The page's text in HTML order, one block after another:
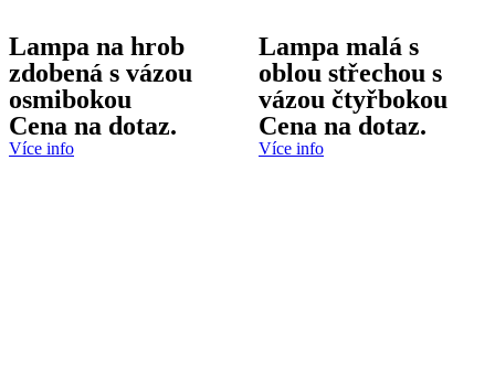
Lampa na hrob
zdobená s vázou
osmibokou
Cena na dotaz.
Více info
Lampa malá s
oblou střechou s
vázou čtyřbokou
Cena na dotaz.
Více info